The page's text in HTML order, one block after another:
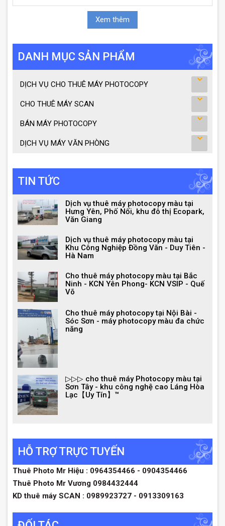
Xem thêm
DANH MỤC SẢN PHẨM
DỊCH VỤ CHO THUÊ MÁY PHOTOCOPY
CHO THUÊ MÁY SCAN
BÁN MÁY PHOTOCOPY
DỊCH VỤ MÁY VĂN PHÒNG
TIN TỨC
Dịch vụ thuê máy photocopy màu tại
Hưng Yên, Phố Nối, khu đô thị Ecopark,
Văn Giang
Dịch vụ thuê máy photocopy màu tại
Khu Công Nghiệp Đồng Văn - Duy Tiên -
Hà Nam
Cho thuê máy photocopy màu tại Bắc
Ninh - KCN Yên Phong- KCN VSIP - Quế
Võ
Cho thuê máy photocopy tại Nội Bài -
Sóc Sơn - máy photocopy màu đa chức
năng
▷▷▷ cho thuê máy Photocopy màu tại
Sơn Tây - khu công nghệ cao Láng Hòa
Lạc【Uy Tín】™
HỖ TRỢ TRỰC TUYẾN
Thuê Photo Mr Hiệu : 0964354466 - 0904354466
Thuê Photo Mr Vương 0984432444
KD thuê máy SCAN : 0989923727 - 0913309163